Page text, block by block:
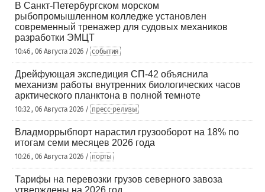
В Санкт-Петербургском морском
рыбопромышленном колледже установлен
современный тренажер для судовых механиков
разработки ЭМЦТ
10:46 , 06 Августа 2026 / события
Дрейфующая экспедиция СП-42 объяснила
механизм работы внутренних биологических часов
арктического планктона в полной темноте
10:32 , 06 Августа 2026 / пресс-релизы
Владморрыбпорт нарастил грузооборот на 18% по
итогам семи месяцев 2026 года
10:26 , 06 Августа 2026 / порты
Тарифы на перевозки грузов северного завоза
утверждены на 2026 год